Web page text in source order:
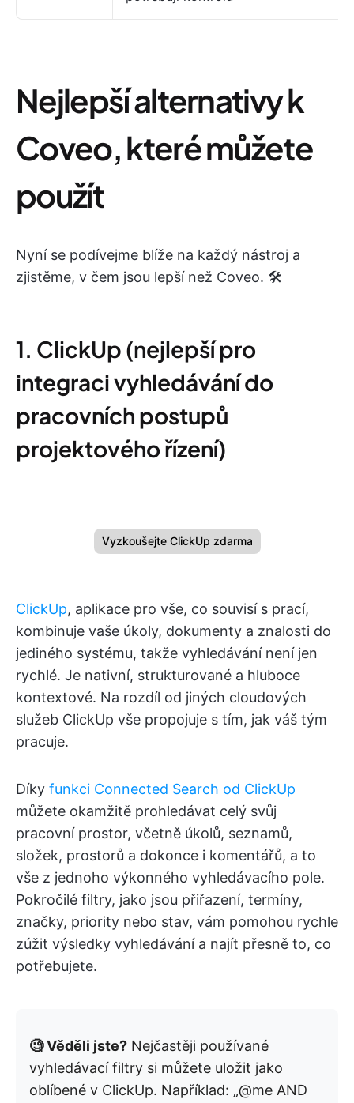
Nejlepší alternativy k
Coveo, které můžete
použít
Nyní se podívejme blíže na každý nástroj a
zjistěme, v čem jsou lepší než Coveo. 🛠️
1. ClickUp (nejlepší pro
integraci vyhledávání do
pracovních postupů
projektového řízení)
Vyzkoušejte ClickUp zdarma
ClickUp, aplikace pro vše, co souvisí s prací,
kombinuje vaše úkoly, dokumenty a znalosti do
jediného systému, takže vyhledávání není jen
rychlé. Je nativní, strukturované a hluboce
kontextové. Na rozdíl od jiných cloudových
služeb ClickUp vše propojuje s tím, jak váš tým
pracuje.
Díky funkci Connected Search od ClickUp
můžete okamžitě prohledávat celý svůj
pracovní prostor, včetně úkolů, seznamů,
složek, prostorů a dokonce i komentářů, a to
vše z jednoho výkonného vyhledávacího pole.
Pokročilé filtry, jako jsou přiřazení, termíny,
značky, priority nebo stav, vám pomohou rychle
zúžit výsledky vyhledávání a najít přesně to, co
potřebujete.
🧐 Věděli jste? Nejčastěji používané
vyhledávací filtry si můžete uložit jako
oblíbené v ClickUp. Například: „@me AND